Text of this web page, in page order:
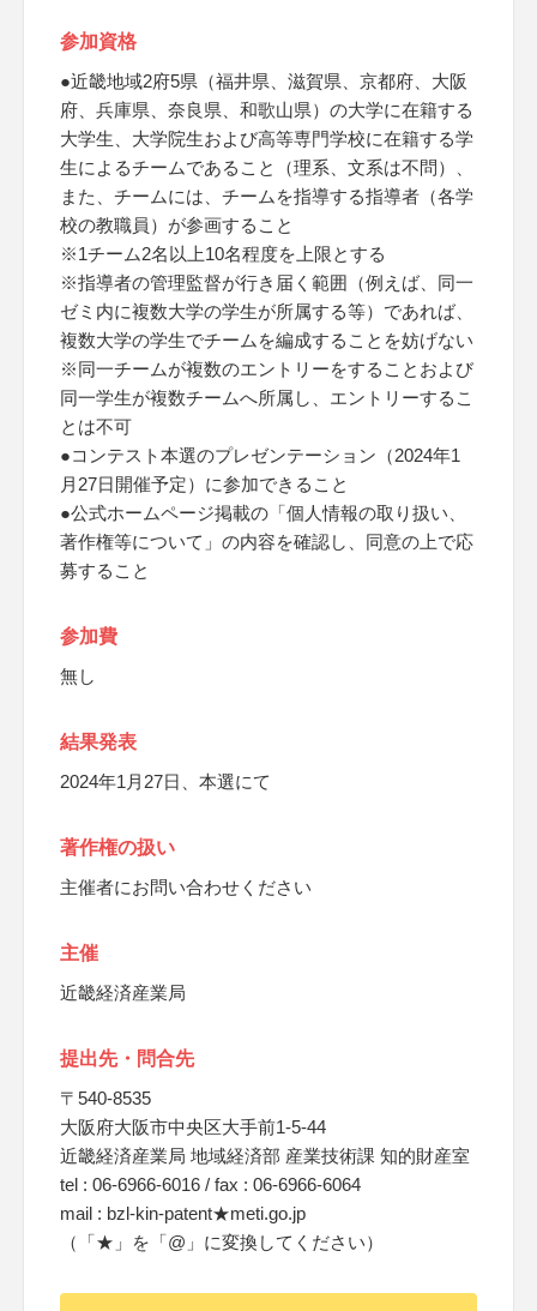
参加資格
●近畿地域2府5県（福井県、滋賀県、京都府、大阪
府、兵庫県、奈良県、和歌山県）の大学に在籍する
大学生、大学院生および高等専門学校に在籍する学
生によるチームであること（理系、文系は不問）、
また、チームには、チームを指導する指導者（各学
校の教職員）が参画すること
※1チーム2名以上10名程度を上限とする
※指導者の管理監督が行き届く範囲（例えば、同一
ゼミ内に複数大学の学生が所属する等）であれば、
複数大学の学生でチームを編成することを妨げない
※同一チームが複数のエントリーをすることおよび
同一学生が複数チームへ所属し、エントリーするこ
とは不可
●コンテスト本選のプレゼンテーション（2024年1
月27日開催予定）に参加できること
●公式ホームページ掲載の「個人情報の取り扱い、
著作権等について」の内容を確認し、同意の上で応
募すること
参加費
無し
結果発表
2024年1月27日、本選にて
著作権の扱い
主催者にお問い合わせください
主催
近畿経済産業局
提出先・問合先
〒540-8535
大阪府大阪市中央区大手前1-5-44
近畿経済産業局 地域経済部 産業技術課 知的財産室
tel : 06-6966-6016 / fax : 06-6966-6064
mail : bzl-kin-patent★meti.go.jp
（「★」を「@」に変換してください）